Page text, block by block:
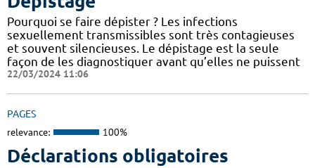
Pourquoi se faire dépister ? Les infections
sexuellement transmissibles sont très contagieuses
et souvent silencieuses. Le dépistage est la seule
façon de les diagnostiquer avant qu’elles ne puissent
22/03/2024 11:06
PAGES
relevance: 100%
Déclarations obligatoires